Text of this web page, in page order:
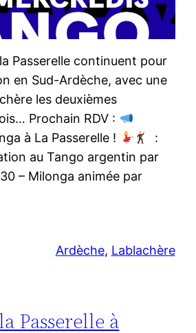
Passerelle continuent pour
en Sud-Ardèche, avec une
les deuxièmes
Prochain RDV :
à La Passerelle !
:
au Tango argentin par
– Milonga animée par
Ardèche, Lablachère
Passerelle à